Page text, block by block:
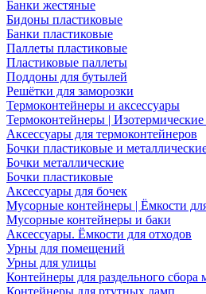
Банки жестяные
Бидоны пластиковые
Банки пластиковые
Паллеты пластиковые
Пластиковые паллеты
Поддоны для бутылей
Решётки для заморозки
Термоконтейнеры и аксессуары
Термоконтейнеры |
Аксессуары для термоконтейнеров
Бочки пластиковые и
Бочки металлические
Бочки пластиковые
Аксессуары для бочек
Мусорные контейнеры | Ёмкости
Мусорные контейнеры и баки
Аксессуары. Ёмкости для отходов
Урны для помещений
Урны для улицы
Контейнеры для раздельного сбора
Контейнеры для ртутных ламп